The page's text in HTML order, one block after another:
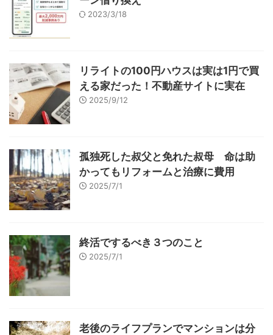
2023/3/18
リライトの100円ハウスは実は1円で買
える家だった！不動産サイトに実在
2025/9/12
孤独死した叔父と免れた叔母 命は助
かってもリフォームと治療に費用
2025/7/1
終活でするべき３つのこと
2025/7/1
老後のライフプランでマンションは分